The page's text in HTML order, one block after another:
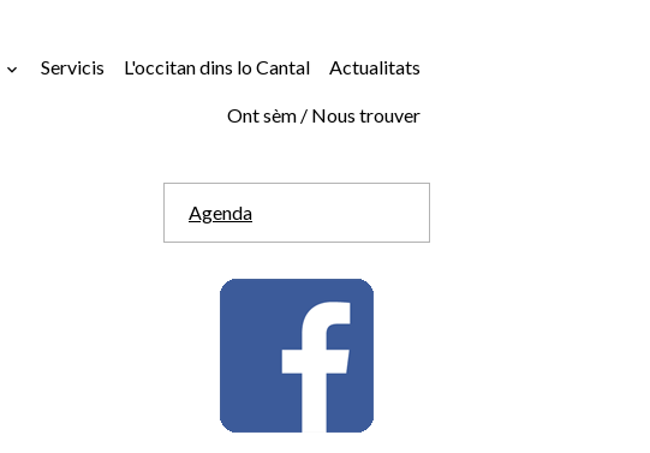
Servicis L'occitan dins lo Cantal Actualitats
Ont sèm / Nous trouver
Agenda